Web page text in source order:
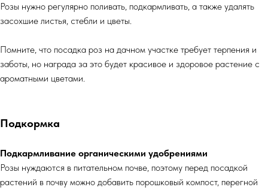
Розы нужно регулярно поливать, подкармливать, а также удалять
засохшие листья, стебли и цветы.
Помните, что посадка роз на дачном участке требует терпения и
заботы, но награда за это будет красивое и здоровое растение с
ароматными цветами.
Подкормка
Подкармливание органическими удобрениями
Розы нуждаются в питательном почве, поэтому перед посадкой
растений в почву можно добавить порошковый компост, перегной